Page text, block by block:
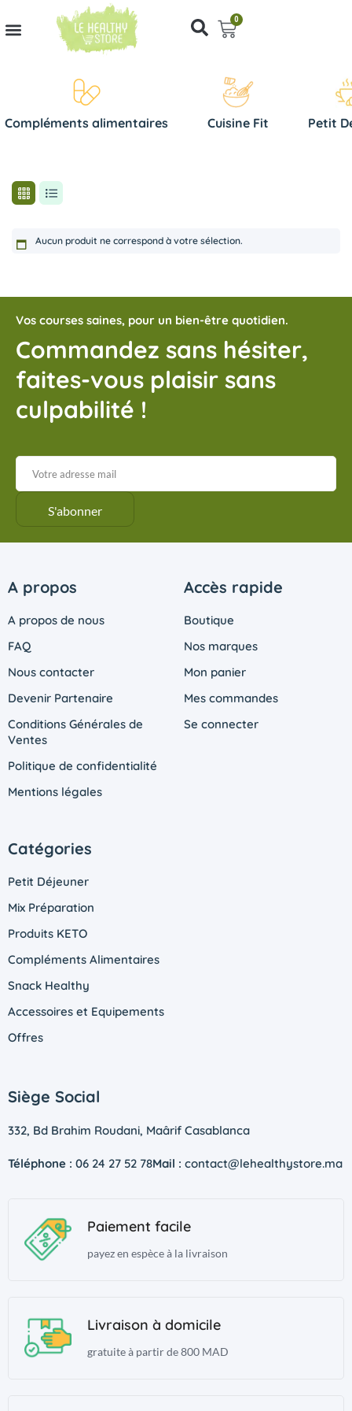
0
Compléments alimentaires Cuisine Fit Petit
Aucun produit ne correspond à votre sélection.
Vos courses saines, pour un bien-être quotidien.
Commandez sans hésiter,
faites-vous plaisir sans
culpabilité !
A propos
A propos de nous
FAQ
Nous contacter
Devenir Partenaire
Conditions Générales de
Ventes
Politique de confidentialité
Mentions légales
Accès rapide
Boutique
Nos marques
Mon panier
Mes commandes
Se connecter
Catégories
Petit Déjeuner
Mix Préparation
Produits KETO
Compléments Alimentaires
Snack Healthy
Accessoires et Equipements
Offres
Siège Social
332, Bd Brahim Roudani, Maârif Casablanca
Téléphone : 06 24 27 52 78Mail : contact@lehealthystore.ma
Paiement facile
payez en espèce à la livraison
Livraison à domicile
gratuite à partir de 800 MAD